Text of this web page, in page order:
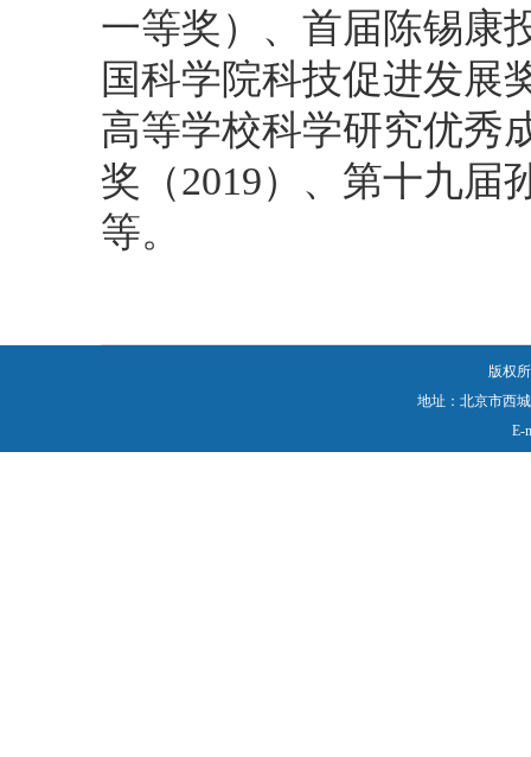
一等奖）、首届陈锡康
国科学院科技促进发展
高等学校科学研究优秀
奖（2019）、第十九届
等。
版权
地址：北京市西
E-